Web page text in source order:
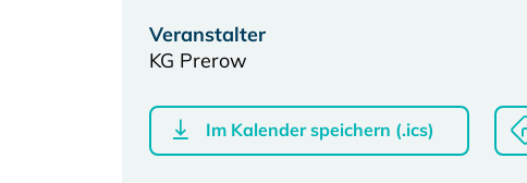
Veranstalter
KG Prerow
Im Kalender speichern (.ics)